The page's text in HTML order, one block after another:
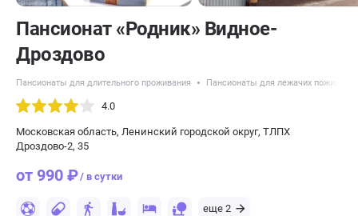
Пансионат «Родник» Видное-
Дроздово
Пансионаты для длительного проживания Пансионаты для лежачих пожилых
4.0
Московская область, Ленинский городской округ, ТЛПХ
Дроздово-2, 35
от 990 ₽/ в сутки
еще 2